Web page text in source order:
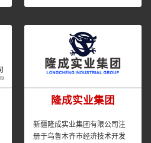
隆成实业集团
新疆隆成实业集团有限公司注
册于乌鲁木齐市经济技术开发